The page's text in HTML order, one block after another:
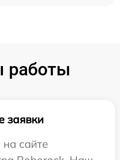
работы
заявки
на сайте